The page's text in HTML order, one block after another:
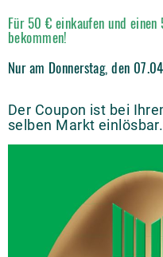
Für 50 € einkaufen und einen
bekommen!
Nur am Donnerstag, den
Der Coupon ist bei
selben Markt einlösbar.